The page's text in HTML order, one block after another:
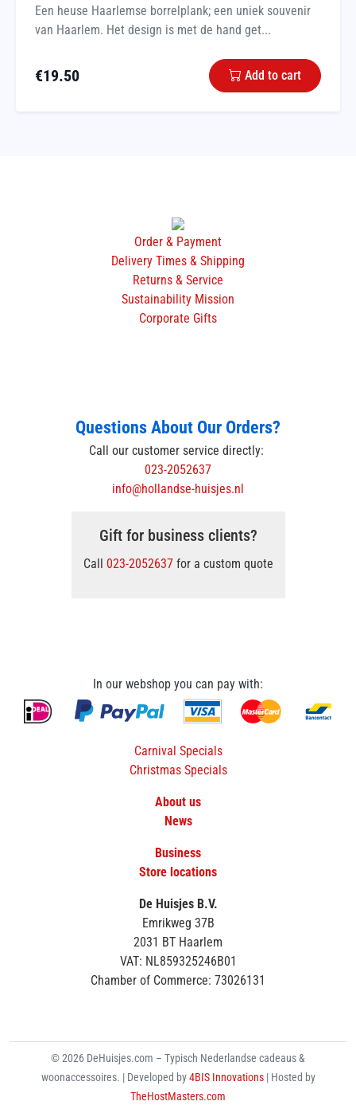
Een heuse Haarlemse borrelplank; een uniek souvenir
van Haarlem. Het design is met de hand get...
€19.50 Add to cart
Order & Payment
Delivery Times & Shipping
Returns & Service
Sustainability Mission
Corporate Gifts
Questions About Our Orders?
Call our customer service directly:
023-2052637
info@hollandse-huisjes.nl
Gift for business clients?
Call 023-2052637for a custom quote
In our webshop you can pay with:
Carnival Specials
Christmas Specials
About us
News
Business
Store locations
De Huisjes B.V.
Emrikweg 37B
2031 BT Haarlem
VAT: NL859325246B01
Chamber of Commerce: 73026131
© 2026 DeHuisjes.com – Typisch Nederlandse cadeaus &
woonaccessoires. | Developed by4BIS Innovations | Hosted by
TheHostMasters.com